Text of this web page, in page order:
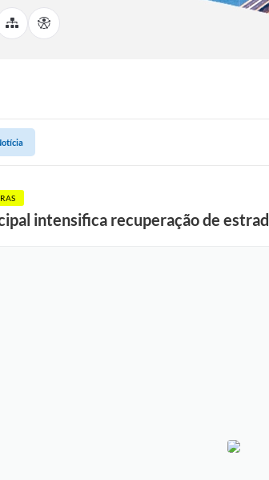
intensifica recuperação de